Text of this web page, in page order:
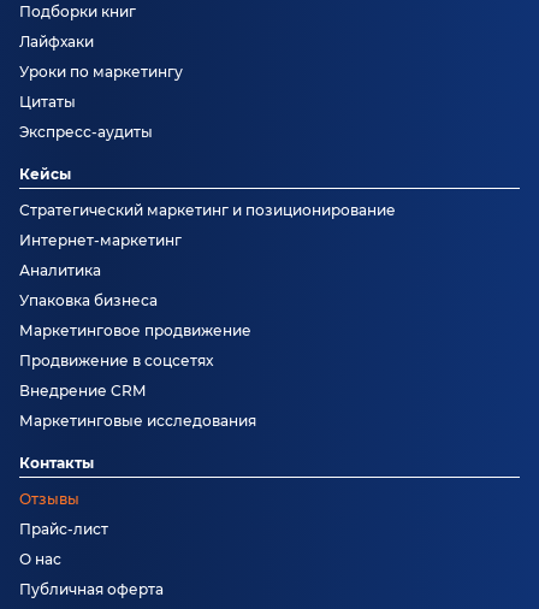
Подборки книг
Лайфхаки
Уроки по маркетингу
Цитаты
Экспресс-аудиты
Кейсы
Стратегический маркетинг и позиционирование
Интернет-маркетинг
Аналитика
Упаковка бизнеса
Маркетинговое продвижение
Продвижение в соцсетях
Внедрение CRM
Маркетинговые исследования
Контакты
Отзывы
Прайс-лист
О нас
Публичная оферта